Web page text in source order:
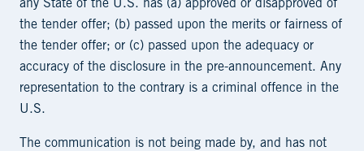
any State of the U.S. has (a) approved or disapproved of
the tender offer; (b) passed upon the merits or fairness of
the tender offer; or (c) passed upon the adequacy or
accuracy of the disclosure in the pre-announcement. Any
representation to the contrary is a criminal offence in the
U.S.
The communication is not being made by, and has not